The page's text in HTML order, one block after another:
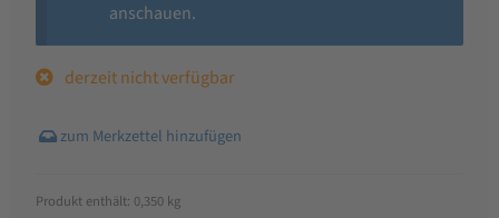
anschauen.
derzeit nicht verfügbar
Produkt enthält: 0,350 kg